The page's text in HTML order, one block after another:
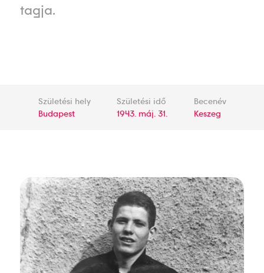
tagja.
Születési hely
Budapest
Születési idő
1943. máj. 31.
Becenév
Keszeg